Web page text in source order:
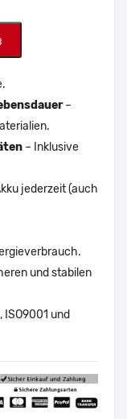
–
– Inklusive
jederzeit (auch
und stabilen
ISO9001 und